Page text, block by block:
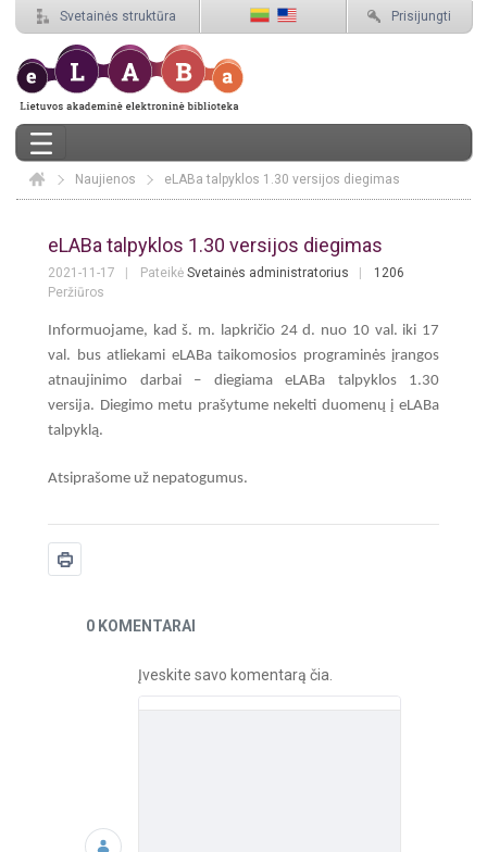
Svetainės struktūra Prisijungti
Elaba
Naujienos eLABa talpyklos 1.30 versijos diegimas
eLABa talpyklos 1.30 versijos diegimas
2021-11-17 Pateikė Svetainės administratorius
1206
Peržiūros
Informuojame, kad š. m. lapkričio 24 d. nuo 10 val. iki 17
val. bus atliekami eLABa taikomosios programinės įrangos
atnaujinimo darbai – diegiama eLABa talpyklos 1.30
versija. Diegimo metu prašytume nekelti duomenų į eLABa
talpyklą.
Atsiprašome už nepatogumus.
Naujienos
0 KOMENTARAI
Įveskite savo komentarą čia.